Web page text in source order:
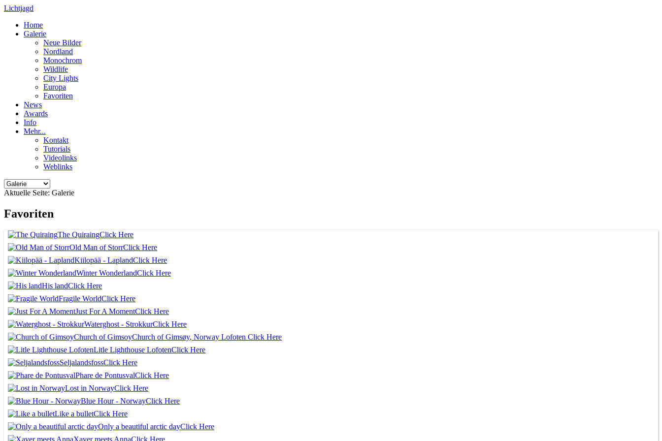
Lichtjagd
Home
Galerie
Neue Bilder
Nordland
Monochrom
Wildlife
City Lights
Europa
Favoriten
News
Awards
Info
Mehr...
Kontakt
Tutorials
Videolinks
Weblinks
Aktuelle Seite: Galerie
Favoriten
The QuiraingClick Here
Old Man of StorrClick Here
Kiilopää - LaplandClick Here
Winter WonderlandClick Here
His landClick Here
Fragile WorldClick Here
Just For A MomentClick Here
Waterghost - StrokkurClick Here
Church of GimsoyChurch of Gimsøy, Norway Lofoten Click Here
Litle Lighthouse LofotenClick Here
SeljalandsfossClick Here
Phare de PontusvalClick Here
Lost in NorwayClick Here
Blue Hour - NorwayClick Here
Like a bulletClick Here
Only a beautiful arctic dayClick Here
Xaver meets AnnaClick Here